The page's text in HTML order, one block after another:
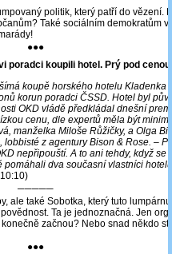
politik, který patří do vězení.
Také sociálním demokratům
●●●
poradci koupili hotel. Prý pod cenou
koupě horského hotelu Kladenka
korun poradci ČSSD. Hotel byl
OKD vládě předkládal dnešní
cenu, dle expertů měla být
manželka Miloše Růžičky, a Olga
z agentury Bison & Rose. ‒
nepřipouští. A to ani tehdy, když se
dva současní vlastníci
─────
ale také Sobotka, který tuto
Ta je jednoznačná. Jen
začnou? Nebo snad někdo
●●●